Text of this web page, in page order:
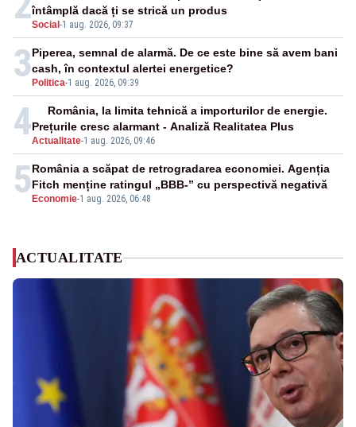
Social -1 aug. 2026, 09:37
întâmplă dacă ți se strică un produs
3 Politica-1 aug. 2026, 09:39
Piperea, semnal de alarmă. De ce este bine să avem bani
cash, în contextul alertei energetice?
4Actualitate-1 aug. 2026, 09:46
România, la limita tehnică a importurilor de energie.
Prețurile cresc alarmant - Analiză Realitatea Plus
5 Economie-1 aug. 2026, 06:48
România a scăpat de retrogradarea economiei. Agenția
Fitch menține ratingul „BBB-” cu perspectivă negativă
ACTUALITATE